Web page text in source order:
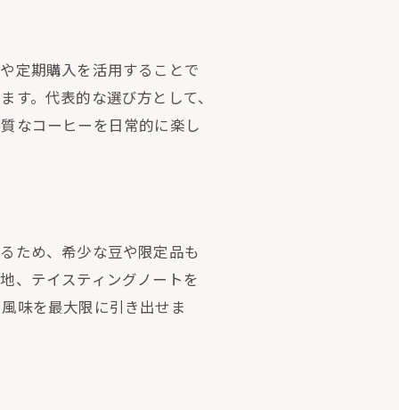
定期購入を活用することで
。代表的な選び方として、
なコーヒーを日常的に楽し
ため、希少な豆や限定品も
、テイスティングノートを
味を最大限に引き出せま